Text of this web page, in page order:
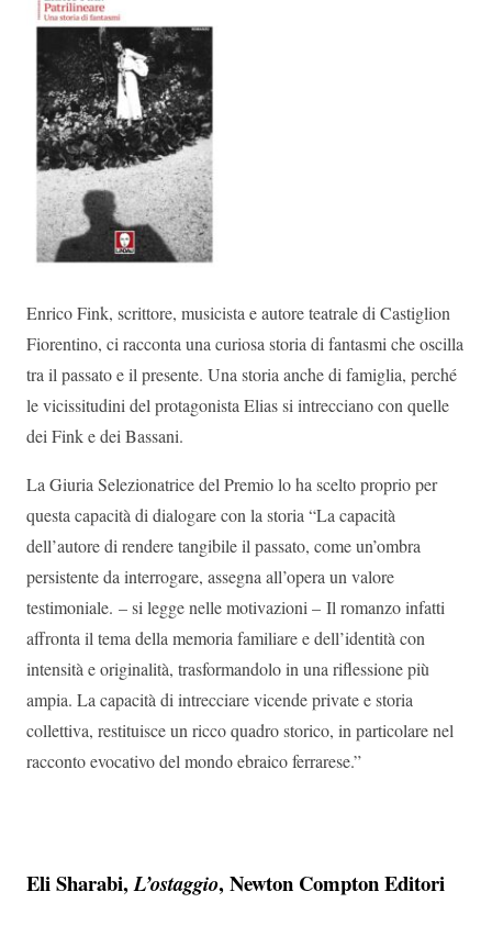
Enrico Fink, scrittore, musicista e autore teatrale di Castiglion
Fiorentino, ci racconta una curiosa storia di fantasmi che oscilla
tra il passato e il presente. Una storia anche di famiglia, perché
le vicissitudini del protagonista Elias si intrecciano con quelle
dei Fink e dei Bassani.
La Giuria Selezionatrice del Premio lo ha scelto proprio per
questa capacità di dialogare con la storia “La capacità
dell’autore di rendere tangibile il passato, come un’ombra
persistente da interrogare, assegna all’opera un valore
testimoniale. – si legge nelle motivazioni – Il romanzo infatti
affronta il tema della memoria familiare e dell’identità con
intensità e originalità, trasformandolo in una riflessione più
ampia. La capacità di intrecciare vicende private e storia
collettiva, restituisce un ricco quadro storico, in particolare nel
racconto evocativo del mondo ebraico ferrarese.”
Eli Sharabi,L’ostaggio, Newton Compton Editori